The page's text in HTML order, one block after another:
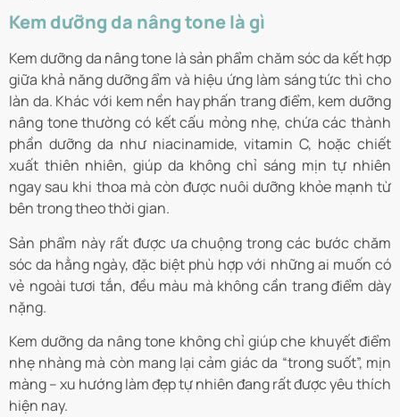
Kem dưỡng da nâng tone là gì
Kem dưỡng da nâng tone là sản phẩm chăm sóc da kết hợp
giữa khả năng dưỡng ẩm và hiệu ứng làm sáng tức thì cho
làn da. Khác với kem nền hay phấn trang điểm, kem dưỡng
nâng tone thường có kết cấu mỏng nhẹ, chứa các thành
phần dưỡng da như niacinamide, vitamin C, hoặc chiết
xuất thiên nhiên, giúp da không chỉ sáng mịn tự nhiên
ngay sau khi thoa mà còn được nuôi dưỡng khỏe mạnh từ
bên trong theo thời gian.
Sản phẩm này rất được ưa chuộng trong các bước chăm
sóc da hằng ngày, đặc biệt phù hợp với những ai muốn có
vẻ ngoài tươi tắn, đều màu mà không cần trang điểm dày
nặng.
Kem dưỡng da nâng tone không chỉ giúp che khuyết điểm
nhẹ nhàng mà còn mang lại cảm giác da “trong suốt”, mịn
màng – xu hướng làm đẹp tự nhiên đang rất được yêu thích
hiện nay.